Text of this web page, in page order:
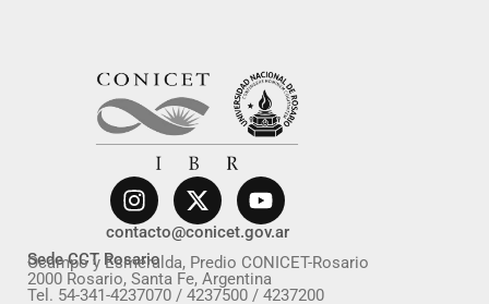
contacto@conicet.gov.ar
Sede CCT Rosario
Ocampo y Esmeralda, Predio CONICET-Rosario
2000 Rosario, Santa Fe, Argentina
Tel. 54-341-4237070 / 4237500 / 4237200